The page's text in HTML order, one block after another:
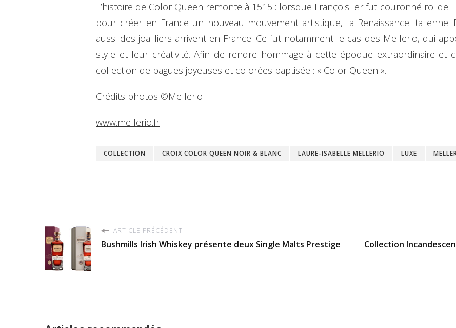
L’histoire de Color Queen remonte à 1515 : lorsque François Ier fut couronné roi de
pour créer en France un nouveau mouvement artistique, la Renaissance
aussi des joailliers arrivent en France. Ce fut notamment le cas des Mellerio, qui
style et leur créativité. Afin de rendre hommage à cette époque extraordinaire et
collection de bagues joyeuses et colorées baptisée : « Color Queen ».
Crédits photos ©Mellerio
www.mellerio.fr
COLLECTION CROIX COLOR QUEEN NOIR & BLANC LAURE-ISABELLE MELLERIO LUXE
ARTICLE PRÉCÉDENT
Bushmills Irish Whiskey présente deux Single Malts Prestige
Collection